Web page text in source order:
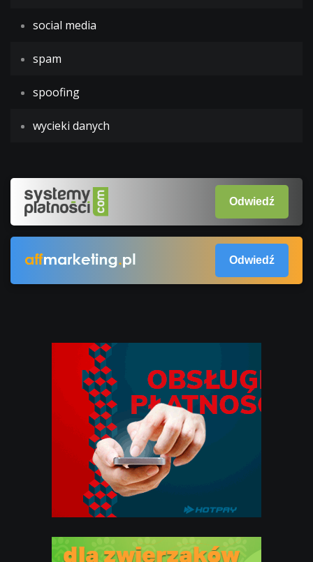
social media
spam
spoofing
wycieki danych
Odwiedź
Odwiedź